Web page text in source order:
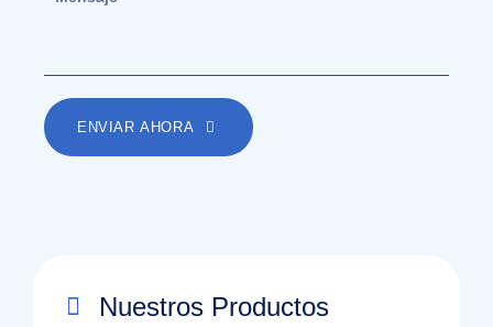
ENVIAR AHORA
Nuestros Productos